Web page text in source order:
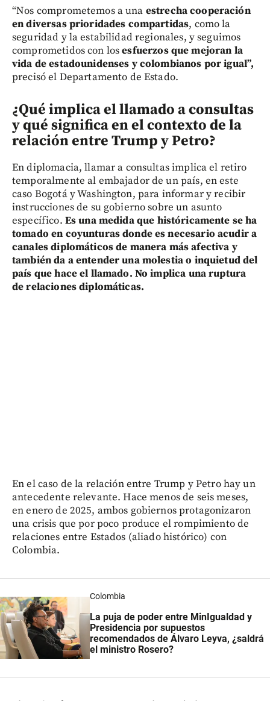
“Nos comprometemos a una estrecha cooperación
en diversas prioridades compartidas, como la
seguridad y la estabilidad regionales, y seguimos
comprometidos con losesfuerzos que mejoran la
vida de estadounidenses y colombianos por igual”,
precisó el Departamento de Estado.
¿Qué implica el llamado a consultas
y qué significa en el contexto de la
relación entre Trump y Petro?
En diplomacia, llamar a consultas implica el retiro
temporalmente al embajador de un país, en este
caso Bogotá y Washington, para informar y recibir
instrucciones de su gobierno sobre un asunto
específico. Es una medida que históricamente se ha
tomado en coyunturas donde es necesario acudir a
canales diplomáticos de manera más afectiva y
también da a entender una molestia o inquietud del
país que hace el llamado. No implica una ruptura
de relaciones diplomáticas.
En el caso de la relación entre Trump y Petro hay un
antecedente relevante. Hace menos de seis meses,
en enero de 2025, ambos gobiernos protagonizaron
una crisis que por poco produce el rompimiento de
relaciones entre Estados (aliado histórico) con
Colombia.
Colombia
La puja de poder entre MinIgualdad y
Presidencia por supuestos
recomendados de Álvaro Leyva, ¿saldrá
el ministro Rosero?